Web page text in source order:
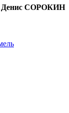
Денис СОРОКИН